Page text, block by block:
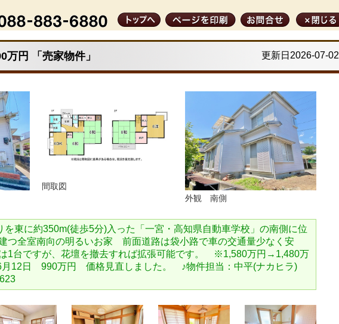
円 「売家物件」 更新日2026-07-02
間取図
外観 南側
を東に約350m(徒歩5分)入った「一宮・高知県自動車学校」の南側に位
つ全室南向の明るいお家 前面道路は袋小路で車の交通量少なく安
1台ですが、花壇を撤去すれば拡張可能です。 ※1,580万円→1,480万
12日 990万円 価格見直しました。 ♪物件担当：中平(ナカヒラ)